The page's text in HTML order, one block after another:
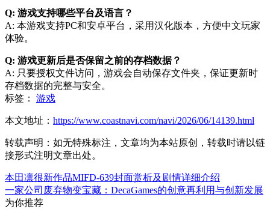
Q: 游戏支持哪些平台及语言？
A: 本游戏支持PC和安卓平台，采用汉化版本，方便中文玩家
体验。
Q: 游戏更新后是否保留之前的存档数据？
A: 只要授权文件访问，游戏会自动保存文件夹，保证更新时
存档数据的完整与安全。
标签：
游戏
本文地址： https://www.coastnavi.com/navi/2026/06/14139.html
转载声明： 如无特殊标注，文章均为本站原创，转载时请以链
接形式注明文章出处。
本田凛很新作品MIFD-639封面赏析及剧情详细介绍
一家公司废弃物变宝藏：DecaGames的创意再利用与创新发展
为你推荐